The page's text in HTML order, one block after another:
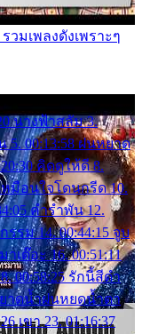
มเพลงดังเพราะๆ
นางฟ้าสลัม 3.
5. 00:13:58 ฝนหยาด
คิดดูให้ดี 8.
หมือนใจโดนกรีด 10.
คำรำพัน 12.
รรม 14. 00:44:15 จูบ
เต๊อะ 16. 00:51:11
00:58:25 รักนี้สีดำ
ยาดน้ำฝนหยดน้ำตา
เขา 23. 01:16:37